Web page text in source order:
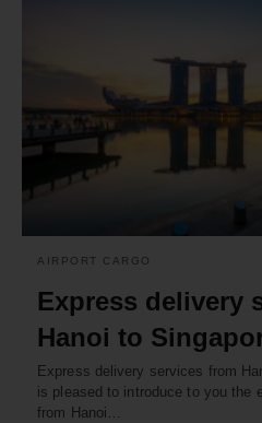
AIRPORT CARGO
Express delivery
Hanoi to
Express delivery services from
is pleased to introduce to you the
from Hanoi…